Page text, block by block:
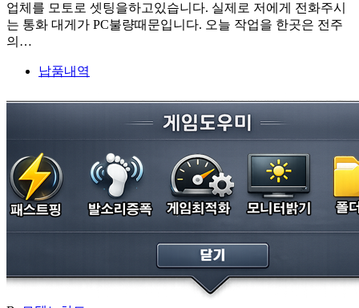
업체를 모토로 셋팅을하고있습니다. 실제로 저에게 전화주시
는 통화 대게가 PC불량때문입니다. 오늘 작업을 한곳은 전주
의…
납품내역